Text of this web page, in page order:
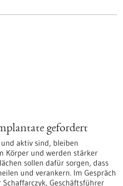
gefordert
aktiv sind, bleiben
Körper und werden stärker
sollen dafür sorgen, dass
und verankern. Im Gespräch
Geschäftsführer